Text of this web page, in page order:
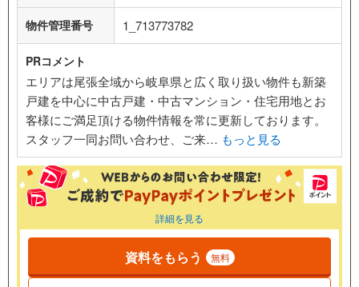
物件管理番号 1_713773782
PRコメント
エリアは尾張全域から岐阜県と広く取り扱い物件も新築
戸建を中心に中古戸建・中古マンション・住宅用地とお
客様にご満足頂ける物件情報を常に更新しております。
スタッフ一同お問い合わせ、ご来… もっと見る
詳細を見る
資料をもらう 無料